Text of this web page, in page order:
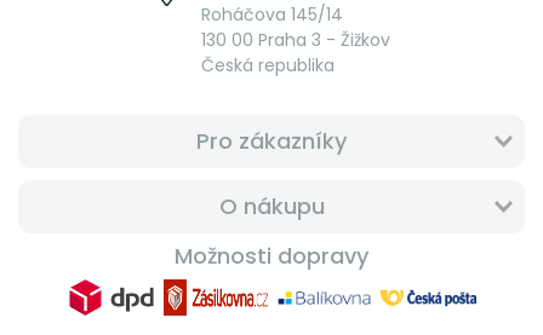
Roháčova 145/14
130 00 Praha 3 - Žižkov
Česká republika
Pro zákazníky
O nákupu
Možnosti dopravy